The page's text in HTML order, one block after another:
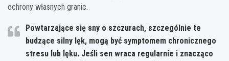
ochrony własnych granic.
Powtarzające się sny o szczurach, szczególnie te
budzące silny lęk, mogą być symptomem chronicznego
stresu lub lęku. Jeśli sen wraca regularnie i znacząco